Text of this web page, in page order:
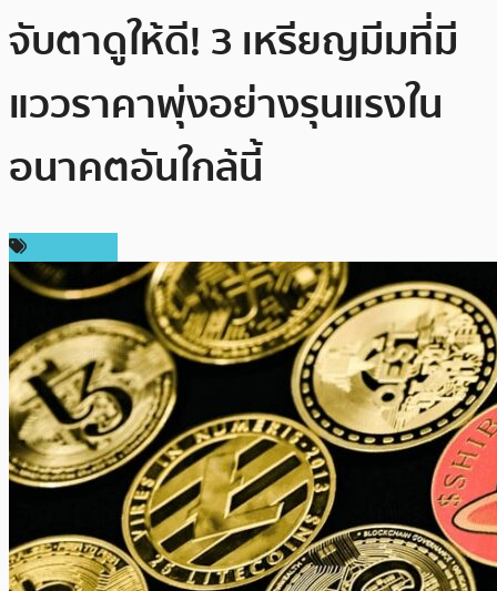
จับตาดูให้ดี! 3 เหรียญมีมที่มี
แววราคาพุ่งอย่างรุนแรงใน
อนาคตอันใกล้นี้